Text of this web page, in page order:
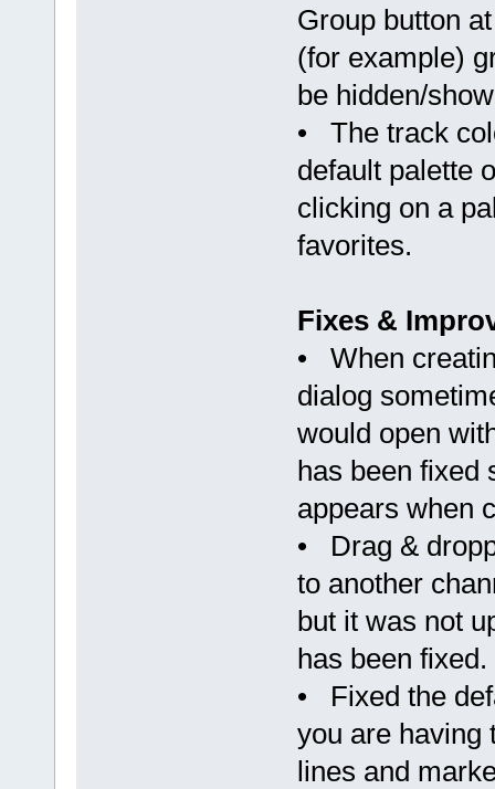
Group button
(for example)
be hidden/
• The track
default palette
clicking on a
favorites.
Fixes &
• When
dialog
would open
has been fixed
appears when
• Drag &
to another
but it was not
has been fixed.
• Fixed the
you are having
lines and